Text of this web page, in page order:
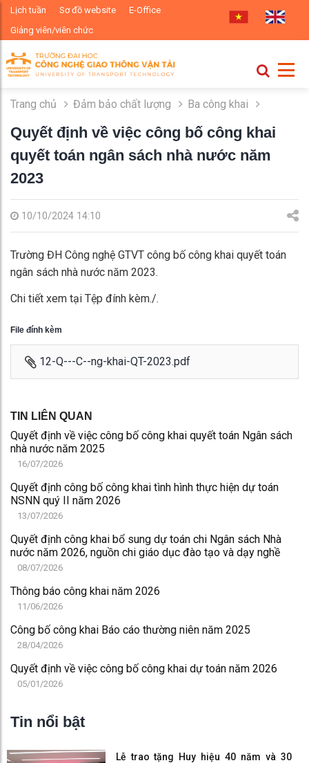
Lịch tuần Sơ đồ website
E-Office
Giảng viên/viên chức
Trang chủ Đảm bảo chất lượng Ba công khai
Quyết định về việc công bố công khai
quyết toán ngân sách nhà nước năm
2023
10/10/2024 14:10
Trường ĐH Công nghệ GTVT công bố công khai quyết toán
ngân sách nhà nước năm 2023.
Chi tiết xem tại Tệp đính kèm./.
File đính kèm
12-Q---C--ng-khai-QT-2023.pdf
TIN LIÊN QUAN
Quyết định về việc công bố công khai quyết toán Ngân sách
nhà nước năm 2025
16/07/2026
Quyết định công bố công khai tình hình thực hiện dự toán
NSNN quý II năm 2026
13/07/2026
Quyết định công khai bổ sung dự toán chi Ngân sách Nhà
nước năm 2026, nguồn chi giáo dục đào tạo và dạy nghề
08/07/2026
Thông báo công khai năm 2026
11/06/2026
Công bố công khai Báo cáo thường niên năm 2025
28/04/2026
Quyết định về việc công bố công khai dự toán năm 2026
05/01/2026
Tin nổi bật
Lễ trao tặng Huy hiệu 40 năm và 30